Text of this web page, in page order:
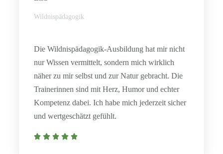
Wildnispädagogik
Die Wildnispädagogik-Ausbildung hat mir nicht
nur Wissen vermittelt, sondern mich wirklich
näher zu mir selbst und zur Natur gebracht. Die
Trainerinnen sind mit Herz, Humor und echter
Kompetenz dabei. Ich habe mich jederzeit sicher
und wertgeschätzt gefühlt.